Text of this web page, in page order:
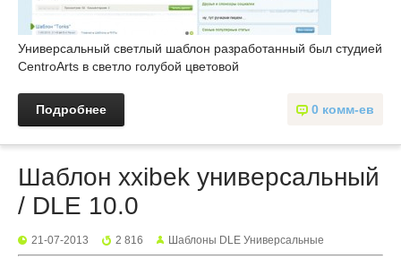
Универсальный светлый шаблон разработанный был студией
CentroArts в светло голубой цветовой
0 комм-ев
Подробнее
Шаблон xxibek универсальный
/ DLE 10.0
21-07-2013 2 816 Шаблоны DLE Универсальные